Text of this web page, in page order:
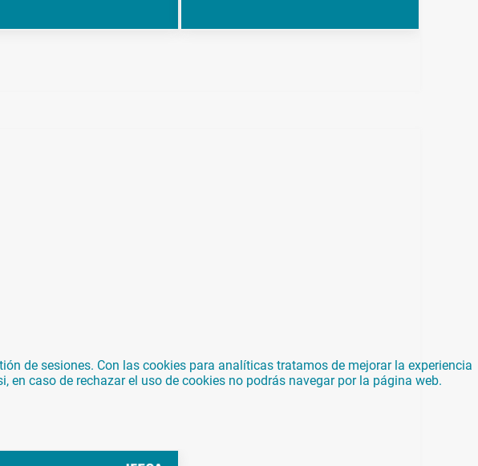
de sesiones. Con las cookies para analíticas tratamos de mejorar la experiencia
caso de rechazar el uso de cookies no podrás navegar por la página web.